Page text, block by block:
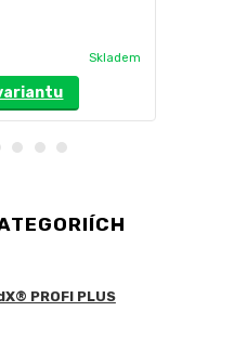
Skladem
PROFI PLUS